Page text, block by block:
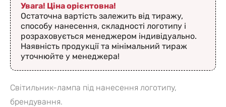
Увага! Ціна орієнтовна!
Остаточна вартість залежить від тиражу,
способу нанесення, складності логотипу і
розраховується менеджером індивідуально.
Наявність продукції та мінімальний тираж
уточнюйте у менеджера!
Світильник-лампа під нанесення логотипу,
брендування.